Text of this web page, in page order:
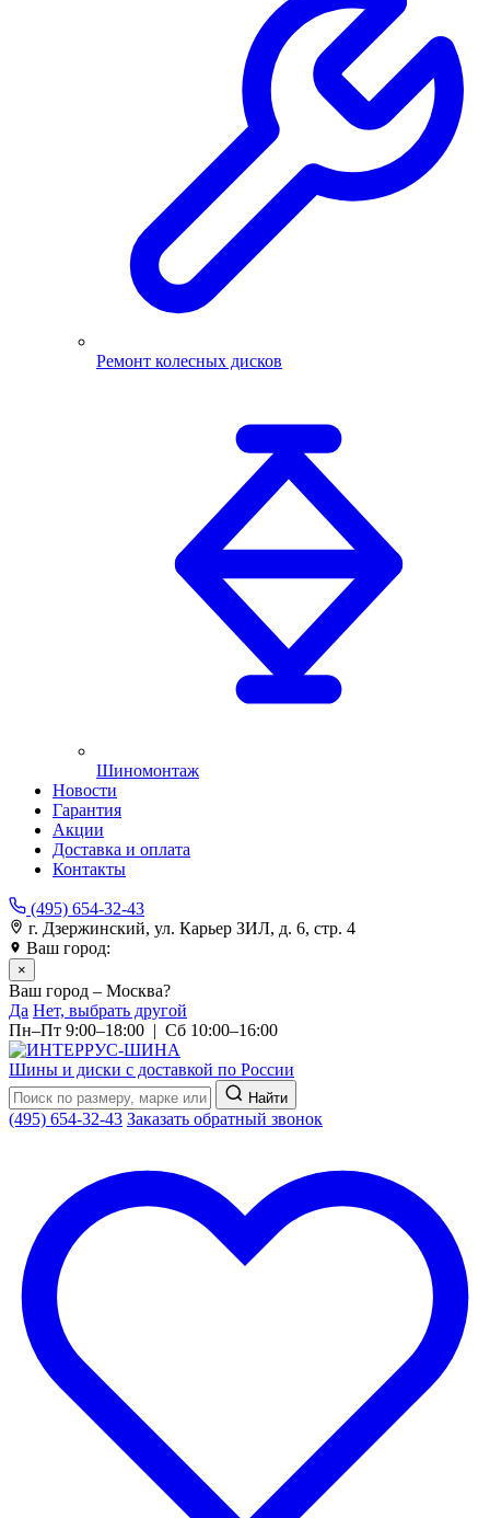
Ремонт колесных дисков
Шиномонтаж
Новости
Гарантия
Акции
Доставка и оплата
Контакты
(495) 654-32-43
г. Дзержинский, ул. Карьер ЗИЛ, д. 6, стр. 4
Ваш город:
×
Ваш город – Москва?
Да Нет, выбрать другой
Пн–Пт 9:00–18:00 | Сб 10:00–16:00
Шины и диски с доставкой по России
Найти
(495) 654-32-43 Заказать обратный звонок